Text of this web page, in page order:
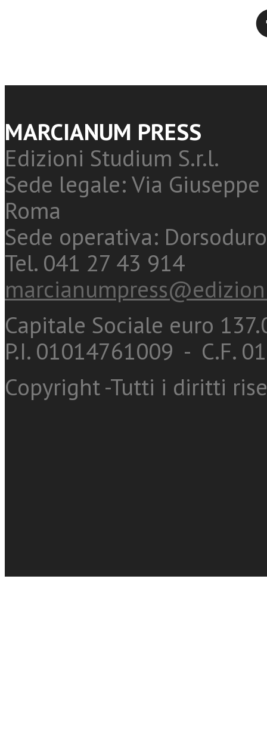
MARCIANUM PRESS
Edizioni Studium S.r.l.
Sede legale: Via
Roma
Sede operativa:
Tel. 041 27 43 914
Capitale Sociale euro
P.I. 01014761009 - C.F.
Copyright -Tutti i diritti